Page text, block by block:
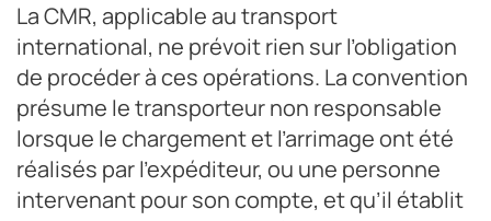
La CMR, applicable au transport
international, ne prévoit rien sur l’obligation
de procéder à ces opérations. La convention
présume le transporteur non responsable
lorsque le chargement et l’arrimage ont été
réalisés par l’expéditeur, ou une personne
intervenant pour son compte, et qu’il établit